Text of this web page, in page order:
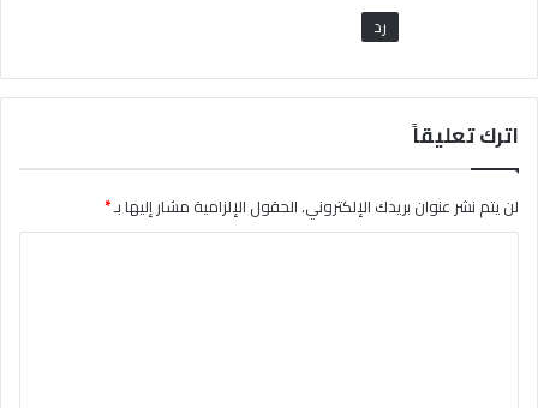
رد
اترك تعليقاً
لن يتم نشر عنوان بريدك الإلكتروني.الحقول الإلزامية مشار إليها بـ*